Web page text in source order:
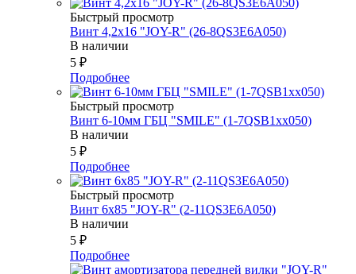
Быстрый просмотр
Винт 4,2х16 "JOY-R" (26-8QS3E6A050)
В наличии
5 ₽
Подробнее
Быстрый просмотр
Винт 6-10мм ГБЦ "SMILE" (1-7QSB1xx050)
В наличии
5 ₽
Подробнее
Быстрый просмотр
Винт 6х85 "JOY-R" (2-11QS3E6A050)
В наличии
5 ₽
Подробнее